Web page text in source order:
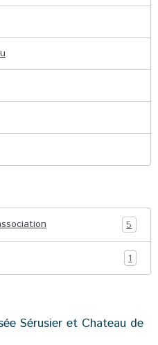
5
1
Sérusier et Chateau de